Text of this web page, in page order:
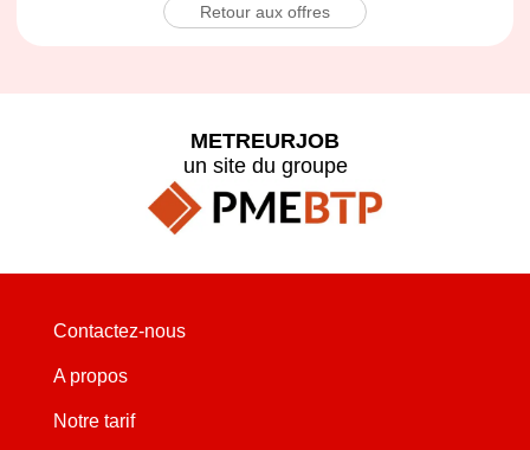
Retour aux offres
METREURJOB
un site du groupe
Contactez-nous
A propos
Notre tarif